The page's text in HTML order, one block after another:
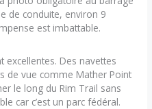
de conduite, environ 9
est imbattable.
excellentes. Des navettes
de vue comme Mather Point
le long du Rim Trail sans
car c’est un parc fédéral.